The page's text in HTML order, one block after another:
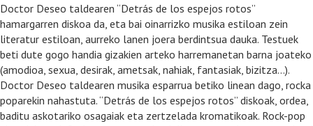
Doctor Deseo taldearen “Detrás de los espejos rotos”
hamargarren diskoa da, eta bai oinarrizko musika estiloan zein
literatur estiloan, aurreko lanen joera berdintsua dauka. Testuek
beti dute gogo handia gizakien arteko harremanetan barna joateko
(amodioa, sexua, desirak, ametsak, nahiak, fantasiak, bizitza…).
Doctor Deseo taldearen musika esparrua betiko linean dago, rocka
poparekin nahastuta. “Detrás de los espejos rotos” diskoak, ordea,
baditu askotariko osagaiak eta zertzelada kromatikoak. Rock-pop